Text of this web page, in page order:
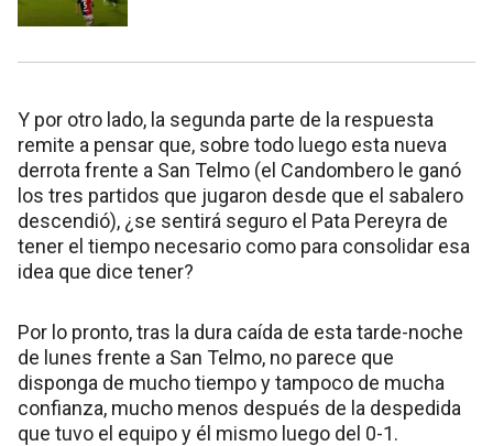
Y por otro lado, la segunda parte de la respuesta
remite a pensar que, sobre todo luego esta nueva
derrota frente a San Telmo (el Candombero le ganó
los tres partidos que jugaron desde que el sabalero
descendió), ¿se sentirá seguro el Pata Pereyra de
tener el tiempo necesario como para consolidar esa
idea que dice tener?
Por lo pronto, tras la dura caída de esta tarde-noche
de lunes frente a San Telmo, no parece que
disponga de mucho tiempo y tampoco de mucha
confianza, mucho menos después de la despedida
que tuvo el equipo y él mismo luego del 0-1.